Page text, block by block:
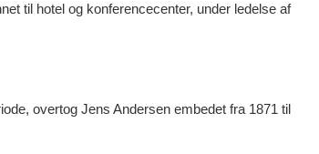
til hotel og konferencecenter, under ledelse af
overtog Jens Andersen embedet fra 1871 til